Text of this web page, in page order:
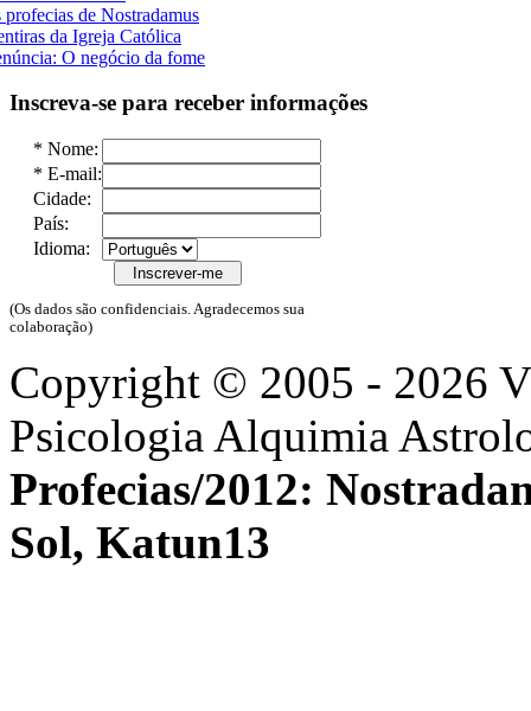
profecias de Nostradamus
da Igreja Católica
O negócio da fome
Inscreva-se para receber informações
* Nome:
* E-mail:
Cidade:
País:
Idioma:
(Os dados são confidenciais. Agradecemos sua
colaboração)
Copyright © 2005 - 2026
Psicologia Alquimia
Profecias/2012:
Sol, Katun13